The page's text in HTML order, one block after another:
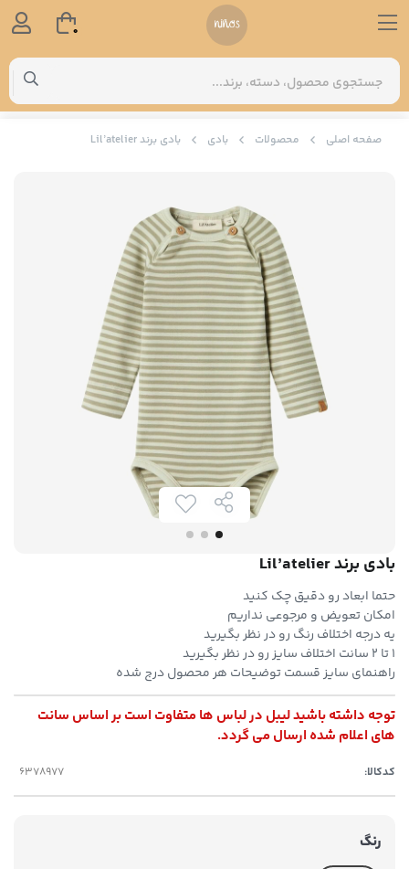
صفحه اصلی محصولات بادی بادی برند Lil’atelier
بادی برند Lil’atelier
حتما ابعاد رو دقیق چک کنید
امکان تعویض و مرجوعی نداریم
یه درجه اختلاف رنگ رو در نظر بگیرید
۱ تا ۲ سانت اختلاف سایز رو در نظر بگیرید
راهنمای سایز قسمت توضیحات هر محصول درج شده
توجه داشته باشید لیبل در لباس ها متفاوت است بر اساس سانت
های اعلام شده ارسال می گردد.
کدکالا:
رنگ
0